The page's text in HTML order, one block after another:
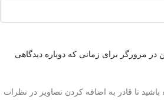
در مرورگر برای زمانی که دوباره دیدگاهی
تا قادر به اضافه کردن تصاویر در نظرات